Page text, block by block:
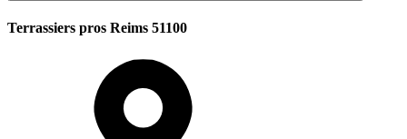
Terrassiers pros Reims 51100